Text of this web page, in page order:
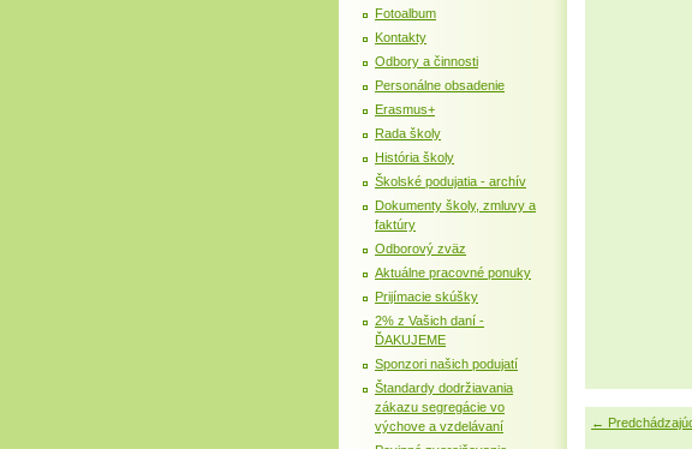
←
Fotoalbum
Kontakty
Odbory a činnosti
Personálne obsadenie
Erasmus+
Rada školy
História školy
Školské podujatia - archív
Dokumenty školy, zmluvy a
faktúry
Odborový zväz
Aktuálne pracovné ponuky
Prijímacie skúšky
2% z Vašich daní -
ĎAKUJEME
Sponzori našich podujatí
Štandardy dodržiavania
zákazu segregácie vo
výchove a vzdelávaní